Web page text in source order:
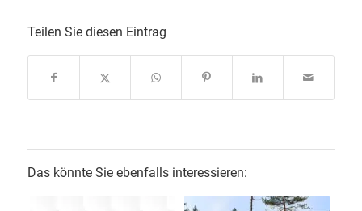
Teilen Sie diesen Eintrag
Das könnte Sie ebenfalls interessieren: